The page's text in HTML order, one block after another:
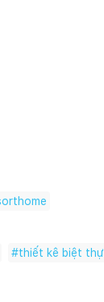
#thiết kê biệt thự